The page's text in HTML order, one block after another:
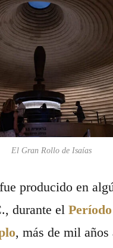
El Gran Rollo de Isaías
producido en
durante el
, más de mil años